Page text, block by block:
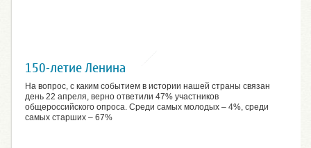
150-летие Ленина
На вопрос, с каким событием в истории нашей страны связан
день 22 апреля, верно ответили 47% участников
общероссийского опроса. Среди самых молодых – 4%, среди
самых старших – 67%